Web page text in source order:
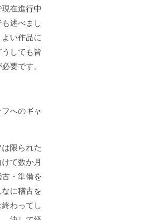
在進行中
述べまし
い作品に
しても皆
要です。
へのギャ
限られた
て数か月
・準備を
に稽古を
わってし